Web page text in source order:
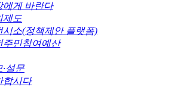
에게 바란다
제도
시소(정책제안 플랫폼)
주민참여예산
·설문
합시다